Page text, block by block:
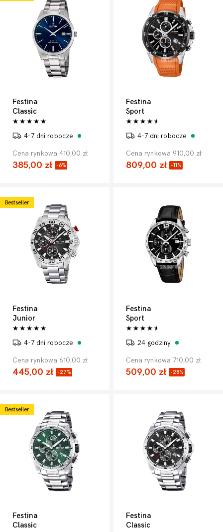
Festina
Classic
4-7 dni robocze
Cena rynkowa 410,00 zł
385,00 zł -6%
Festina
Sport
4-7 dni robocze
Cena rynkowa 910,00 zł
809,00 zł -11%
Bestseller
Festina
Junior
4-7 dni robocze
Cena rynkowa 610,00 zł
445,00 zł -27%
Festina
Sport
24 godziny
Cena rynkowa 710,00 zł
509,00 zł -28%
Bestseller
Festina
Classic
Festina
Classic